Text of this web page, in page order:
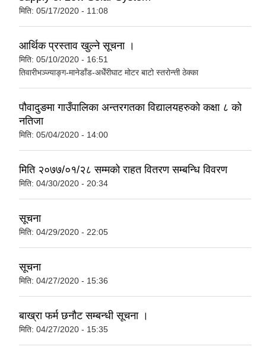
मिति: 05/17/2020 - 11:08
आर्थिक प्रस्ताव खुल्ने सूचना ।
मिति: 05/10/2020 - 16:51
तिवारीभञ्ज्याङ्ग-मानेडाँड-अधेँरीघाट मोटर बाटो स्तरोन्त्ती ठेक्का
पौवादुङमा गाउँपालिका अन्तरगतका विद्यालयहरुको कक्षा ८ को
नतिजा
मिति: 05/04/2020 - 14:00
मिति २०७७/०१/२८ सम्मको राहत वितरण सम्बन्धि विवरण
मिति: 04/30/2020 - 20:34
सूचना
मिति: 04/29/2020 - 22:05
सूचना
मिति: 04/27/2020 - 15:36
बाख्रा फर्म छनौट सम्बन्धी सूचना ।
मिति: 04/27/2020 - 15:35